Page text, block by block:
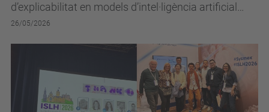
d’explicabilitat en models d’intel·ligència artificial
aplicats a l’àmbit biomèdic.
26/05/2026